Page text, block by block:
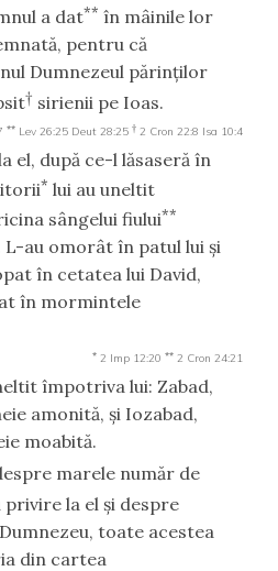
a dat** în mâinile lor
pentru că
Dumnezeul părinţilor
† sirienii pe Ioas.
** Lev 26:25 Deut 28:25 † 2 Cron 22:8 Isa 10:4
el, după ce-l lăsaseră în
* lui au uneltit
sângelui fiului**
au omorât în patul lui şi
în cetatea lui David,
în mormintele
* 2 Imp 12:20 ** 2 Cron 24:21
împotriva lui: Zabad,
amonită, şi Iozabad,
moabită.
marele număr de
privire la el şi despre
toate acestea
din cartea